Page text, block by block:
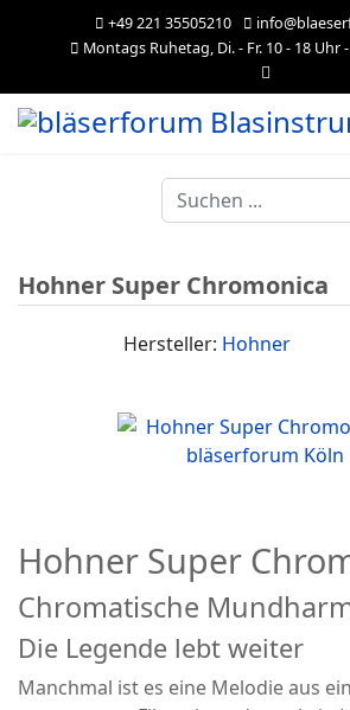
+49 221 35505210
Montags Ruhetag, Di. - Fr. 10 - 18 Uhr
Suchen
...
Hohner Super Chromonica
Hersteller: Hohner
Hohner Super
Chromatische
Die Legende lebt weiter
Manchmal ist es eine Melodie aus